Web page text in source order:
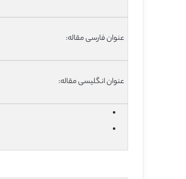
عنوان فارسی مقاله:
عنوان انگلیسی مقاله: